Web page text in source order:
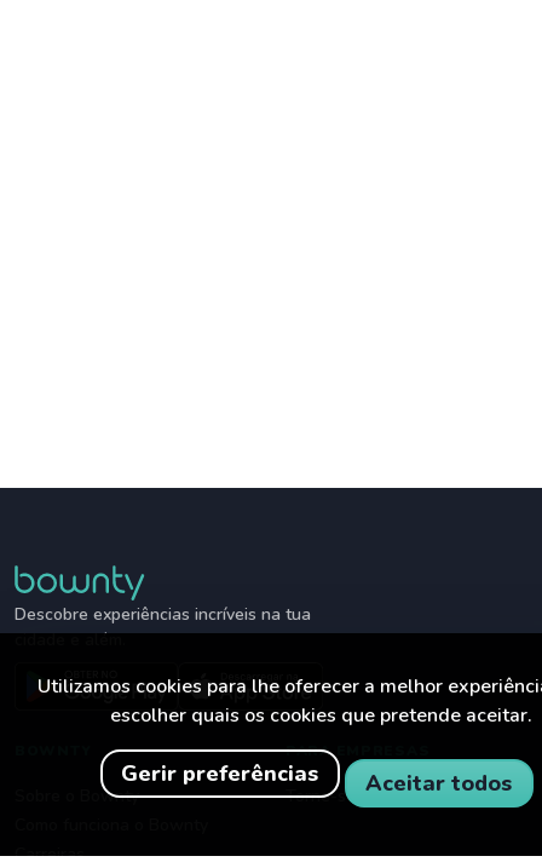
Utilizamos cookies para lhe oferecer a melhor
escolher quais os cookies que pretende aceitar.
Gerir preferências Aceitar todos
Descobre experiências incríveis na tua
cidade e além.
Sobre o Bownty
Carreiras
PARA EMPRESAS
Torne-se parceiro